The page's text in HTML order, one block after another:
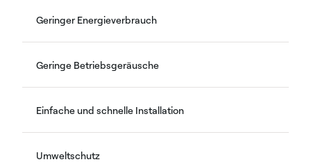
Geringer Energieverbrauch
Geringe Betriebsgeräusche
Einfache und schnelle Installation
Umweltschutz